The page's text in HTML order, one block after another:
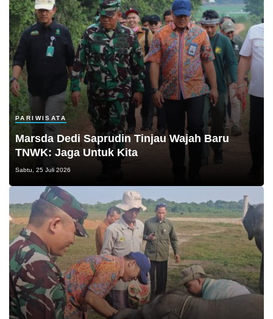
PARIWISATA
Marsda Dedi Saprudin Tinjau Wajah Baru
TNWK: Jaga Untuk Kita
Sabtu, 25 Juli 2026